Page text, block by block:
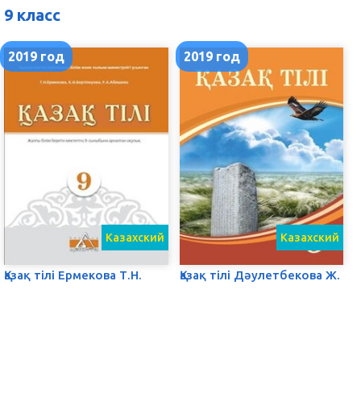
9 класс
2019 год
Қазақ тілі Ермекова Т.Н.
Казахский
2019 год
Қазақ тілі Дәулетбекова Ж.
Казахский